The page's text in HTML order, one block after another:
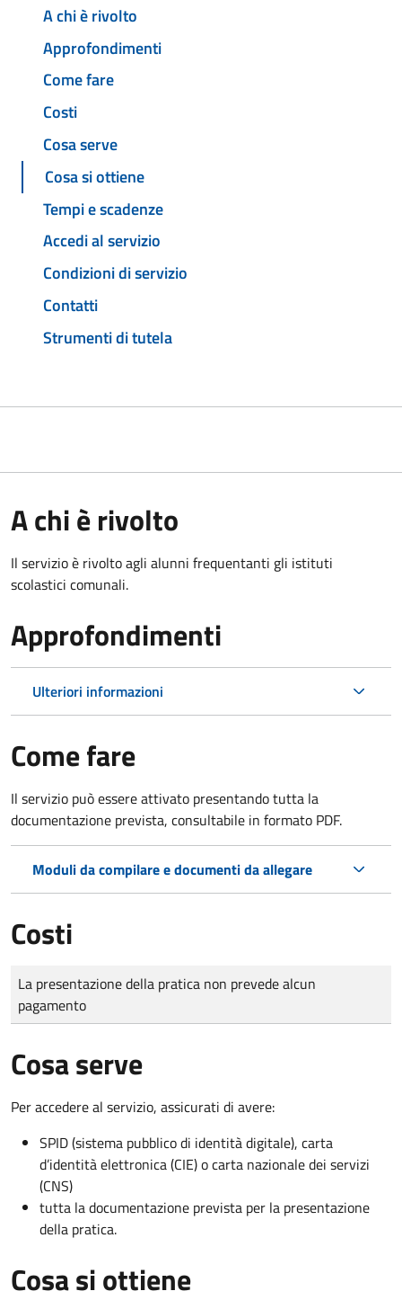
A chi è rivolto
Approfondimenti
Come fare
Costi
Cosa serve
Cosa si ottiene
Tempi e scadenze
Accedi al servizio
Condizioni di servizio
Contatti
Strumenti di tutela
A chi è rivolto
Il servizio è rivolto agli alunni frequentanti gli istituti
scolastici comunali.
Approfondimenti
Ulteriori informazioni
Come fare
Il servizio può essere attivato presentando tutta la
documentazione prevista, consultabile in formato PDF.
Moduli da compilare e documenti da allegare
Costi
Tipo di pagamento
Importo
La presentazione della pratica non prevede alcun
pagamento
Cosa serve
Per accedere al servizio, assicurati di avere:
SPID (sistema pubblico di identità digitale), carta
d’identità elettronica (CIE) o carta nazionale dei servizi
(CNS)
tutta la documentazione prevista per la presentazione
della pratica.
Cosa si ottiene